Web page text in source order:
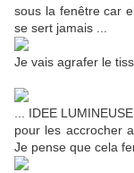
sous la fenêtre car
se sert jamais ...
Je vais agrafer le
... IDEE
pour les accrocher
Je pense que cela